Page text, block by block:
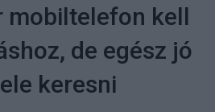
mobiltelefon kell
de egész jó
keresni